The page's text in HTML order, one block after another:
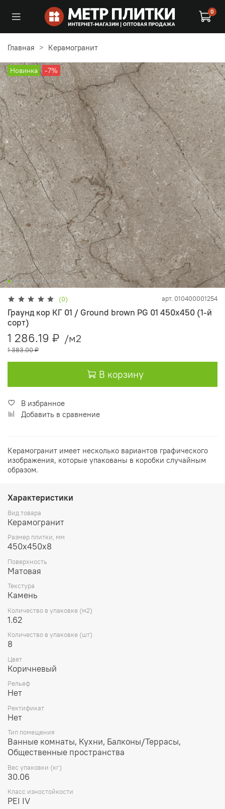
0
Главная Керамогранит
Новинка -7%
(0) арт. 010400001254
Граунд кор КГ 01 / Ground brown PG 01 450х450 (1-й
сорт)
1 286.19 ₽ /м2
1 383.00 ₽
В корзину
В избранное
Добавить в сравнение
Керамогранит имеет несколько вариантов графического
изображения, которые упакованы в коробки случайным
образом.
Характеристики
Вид товара
Керамогранит
Размер плитки, мм
450х450х8
Поверхность
Матовая
Текстура
Камень
Количество в упаковке (м2)
1.62
Количество в упаковке (шт)
8
Цвет
Коричневый
Рельеф
Нет
Ректификат
Нет
Тип помещения
Ванные комнаты, Кухни, Балконы/Террасы,
Общественные пространства
Вес упаковки (кг)
30.06
Класс изностойкости
PEI IV